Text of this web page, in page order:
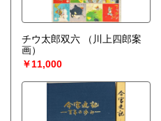
チウ太郎双六
（川上四郎案
画）
￥11,000